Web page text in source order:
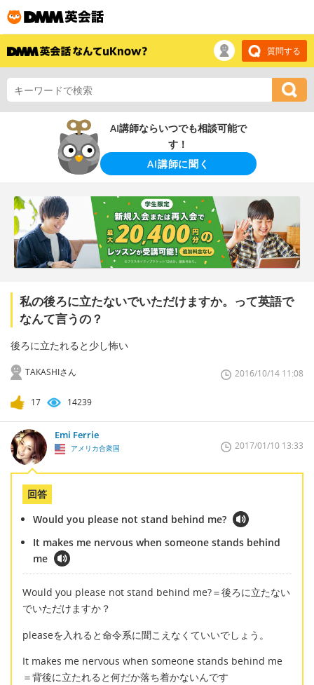
質問する
AI講師ならいつでも相談可能で
す！
AI講師に聞く
私の後ろに立たないでいただけますか。って英語で
なんて言うの？
後ろに立たれると少し怖い
TAKASHIさん 2016/10/14 11:08
17 14239
Emi Ferrie
アメリカ合衆国 2017/01/10 13:33
回答
Would you please not stand behind me?
It makes me nervous when someone stands behind
me
Would you please not stand behind me?＝後ろに立たない
でいただけますか？
pleaseを入れると命令系に聞こえなくていいでしょう。
It makes me nervous when someone stands behind me
＝背後に立たれると何だか落ち着かないんです